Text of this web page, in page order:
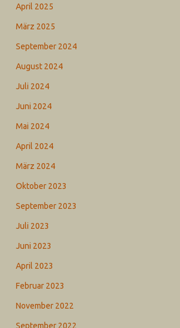
April 2025
März 2025
September 2024
August 2024
Juli 2024
Juni 2024
Mai 2024
April 2024
März 2024
Oktober 2023
September 2023
Juli 2023
Juni 2023
April 2023
Februar 2023
November 2022
September 2022